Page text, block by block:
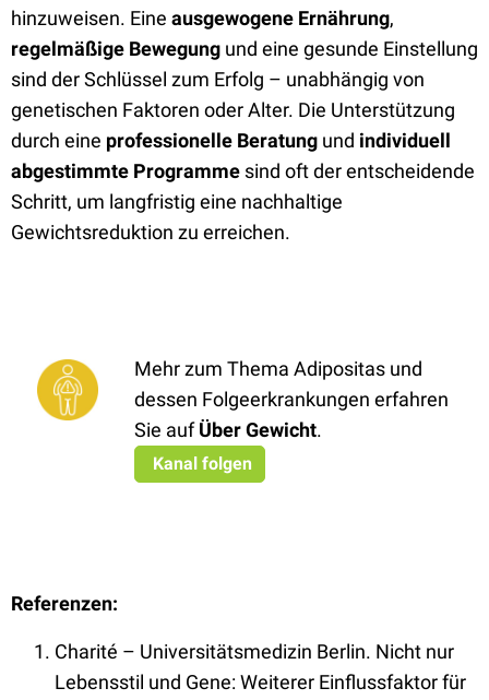
hinzuweisen. Eine ausgewogene Ernährung,
regelmäßige Bewegung und eine gesunde Einstellung
sind der Schlüssel zum Erfolg – unabhängig von
genetischen Faktoren oder Alter. Die Unterstützung
durch eine professionelle Beratung und individuell
abgestimmte Programme sind oft der entscheidende
Schritt, um langfristig eine nachhaltige
Gewichtsreduktion zu erreichen.
Mehr zum Thema Adipositas und
dessen Folgeerkrankungen erfahren
Sie aufÜber Gewicht.
Kanal folgen
Referenzen:
Charité – Universitätsmedizin Berlin. Nicht nur
Lebensstil und Gene: Weiterer Einflussfaktor für